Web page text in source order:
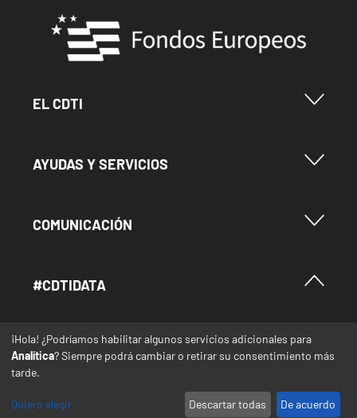
Image
Menu Footer Cdti
EL CDTI
Menu Footer Ayudas y Servicios
AYUDAS Y SERVICIOS
Menu Footer Comunicación
COMUNICACIÓN
Menú Footer #Cdtidata
#CDTIDATA
Menu Footer Información del Portal
INFORMACIÓN DEL PORTAL
REDES SOCIALES
¡Hola! ¿Podríamos habilitar algunos servicios adicionales para
Analítica? Siempre podrá cambiar o retirar su consentimiento más
tarde.
Quiero elegir Descartar todas De acuerdo